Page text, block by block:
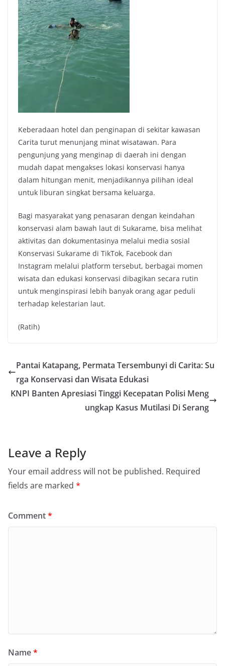
Keberadaan hotel dan penginapan di sekitar kawasan
Carita turut menunjang minat wisatawan. Para
pengunjung yang menginap di daerah ini dengan
mudah dapat mengakses lokasi konservasi hanya
dalam hitungan menit, menjadikannya pilihan ideal
untuk liburan singkat bersama keluarga.
Bagi masyarakat yang penasaran dengan keindahan
konservasi alam bawah laut di Sukarame, bisa melihat
aktivitas dan dokumentasinya melalui media sosial
Konservasi Sukarame di TikTok, Facebook dan
Instagram melalui platform tersebut, berbagai momen
wisata dan edukasi konservasi dibagikan secara rutin
untuk menginspirasi lebih banyak orang agar peduli
terhadap kelestarian laut.
(Ratih)
Pantai Katapang, Permata Tersembunyi di Carita: Su
rga Konservasi dan Wisata Edukasi
KNPI Banten Apresiasi Tinggi Kecepatan Polisi Meng
ungkap Kasus Mutilasi Di Serang
Leave a Reply
Your email address will not be published. Required
fields are marked *
Comment*
Name*